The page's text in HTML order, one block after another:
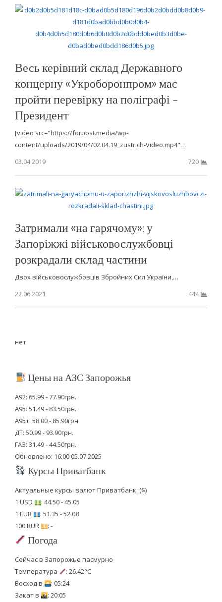
Весь керівний склад Державного
концерну «Укроборонпром» має
пройти перевірку на поліграфі –
Президент
[video src="https://forpost.media/wp-
content/uploads/2019/04/02.04.19_zustrich-Video.mp4"…
03.04.2019
720
Затримали «на гарячому»: у
Запоріжжі військовослужбовці
розкрадали склад частини
Двох військовослужбовців Збройних Сил України,…
22.06.2021
444
нет
Цены на АЗС Запорожья
А92: 65.99 - 77.90грн.
А95: 51.49 - 83.50грн.
А95+: 58.00 - 85.90грн.
ДТ: 50.99 - 93.90грн.
ГАЗ: 31.49 - 44.50грн.
Обновлено: 16:00 05.07.2025
Курсы Приватбанк
Актуальные курсы валют Приватбанк: ($)
1 USD
: 44.50 - 45.05
1 EUR
: 51.35 - 52.08
100 RUR
: -
Погода
Сейчас в Запорожье пасмурно
Температура
: 26.42°C
Восход в
: 05:24
Закат в
: 20:05